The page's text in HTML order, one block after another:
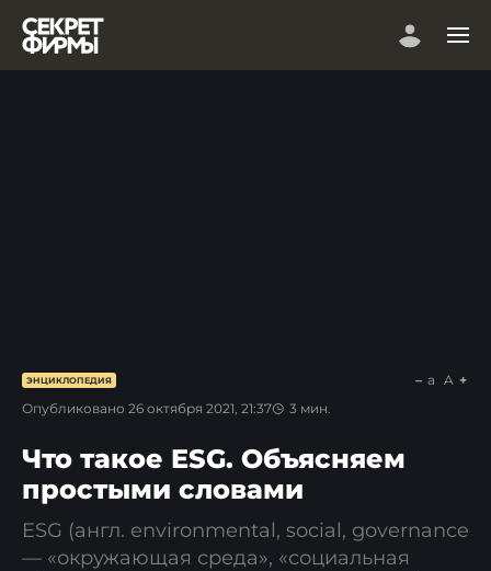
ЭНЦИКЛОПЕДИЯ
Опубликовано 26 октября 2021, 21:37 3 мин.
a A
Что такое ESG. Объясняем
простыми словами
ESG (англ. environmental, social, governance
— «окружающая среда», «социальная